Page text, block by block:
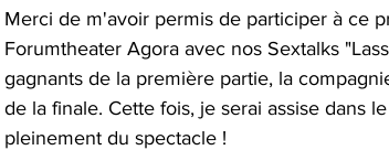
Merci de m'avoir permis de participer à ce
Forumtheater Agora avec nos Sextalks
gagnants de la première partie, la
de la finale. Cette fois, je serai assise dans
pleinement du spectacle !